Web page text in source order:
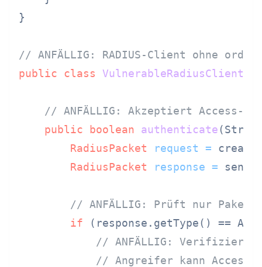
}
// ANFÄLLIG: RADIUS-Client ohne
public
class VulnerableRadiusClient
// ANFÄLLIG: Akzeptiert Access-
public
boolean authenticate
RadiusPacket
request =
RadiusPacket
response =
// ANFÄLLIG: Prüft nur
if (response.getType() ==
// ANFÄLLIG: Verifiziert
// Angreifer kann Access-